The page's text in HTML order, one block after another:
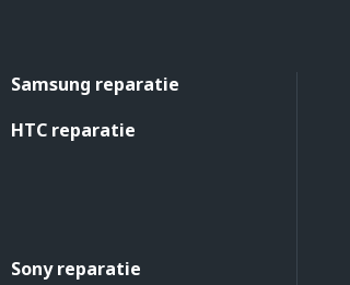
Samsung reparatie
HTC reparatie
Sony reparatie